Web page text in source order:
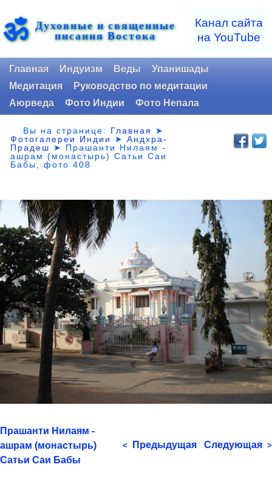
ॐ Духовные и священные
писания Востока
Канал сайта
на YouTube
Главная Индуизм Веды
Упанишады
Медитация
Руководство по медитации
Аюрведа
Фото Индии Фото Непала
Вы на странице: Главная
➤
Фотогалереи Индии
➤Андхра-
Прадеш ➤ Прашанти Нилаям -
ашрам (монастырь) Сатьи Саи
Бабы, фото 408
Прашанти Нилаям -
ашрам (монастырь)
Сатьи Саи Бабы
< Предыдущая Следующая >